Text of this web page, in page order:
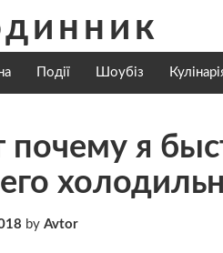
Події Шоубіз
почему я
by Avtor